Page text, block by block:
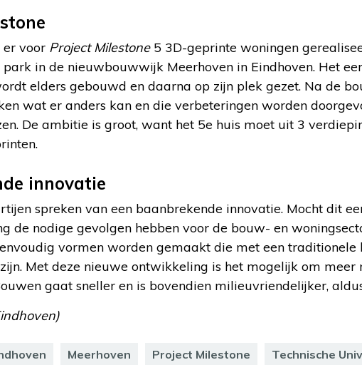
voor Project Milestone5 3D-geprinte woningen
park in de nieuwbouwwijk Meerhoven in Eindhoven. Het
elders gebouwd en daarna op zijn plek gezet. Na de
wat er anders kan en die verbeteringen worden
De ambitie is groot, want het 5e huis moet uit 3
innovatie
spreken van een baanbrekende innovatie. Mocht dit
de nodige gevolgen hebben voor de bouw- en
vormen worden gemaakt die met een
Met deze nieuwe ontwikkeling is het mogelijk om
gaat sneller en is bovendien milieuvriendelijker,
Meerhoven Project Milestone Technische